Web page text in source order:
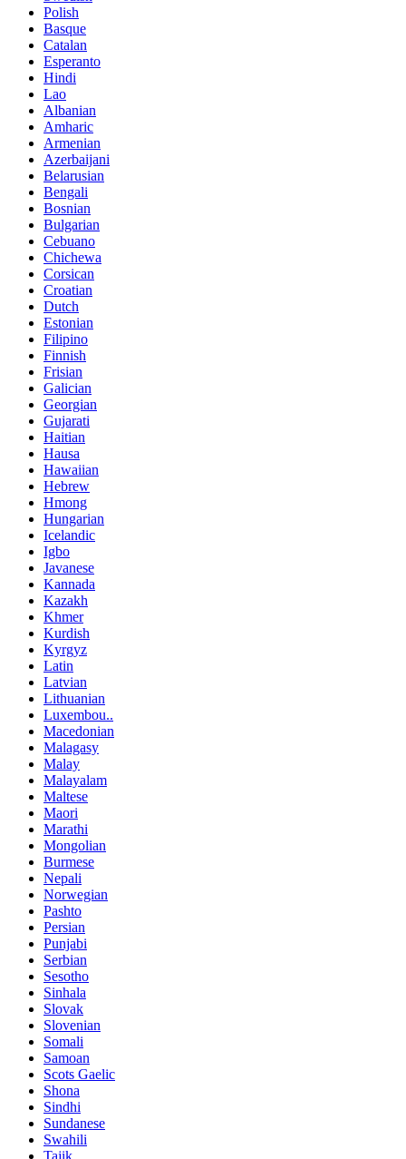
Polish
Basque
Catalan
Esperanto
Hindi
Lao
Albanian
Amharic
Armenian
Azerbaijani
Belarusian
Bengali
Bosnian
Bulgarian
Cebuano
Chichewa
Corsican
Croatian
Dutch
Estonian
Filipino
Finnish
Frisian
Galician
Georgian
Gujarati
Haitian
Hausa
Hawaiian
Hebrew
Hmong
Hungarian
Icelandic
Igbo
Javanese
Kannada
Kazakh
Khmer
Kurdish
Kyrgyz
Latin
Latvian
Lithuanian
Luxembou..
Macedonian
Malagasy
Malay
Malayalam
Maltese
Maori
Marathi
Mongolian
Burmese
Nepali
Norwegian
Pashto
Persian
Punjabi
Serbian
Sesotho
Sinhala
Slovak
Slovenian
Somali
Samoan
Scots Gaelic
Shona
Sindhi
Sundanese
Swahili
Tajik